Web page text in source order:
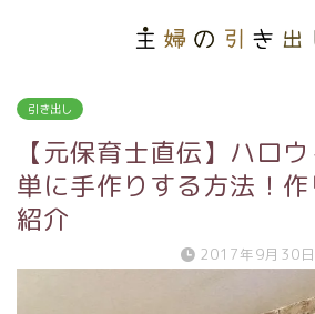
引き出し
【元保育士直伝】ハロ
単に手作りする方法！
紹介
2017年9月30日